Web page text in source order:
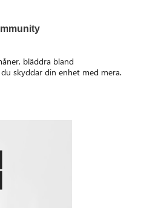
bläddra bland
skyddar din enhet med mera.